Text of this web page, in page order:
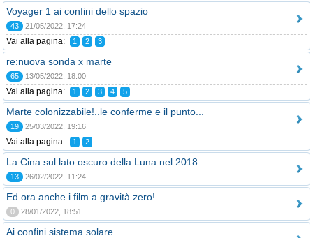
Voyager 1 ai confini dello spazio
43 21/05/2022, 17:24
Vai alla pagina: 1 2 3
re:nuova sonda x marte
65 13/05/2022, 18:00
Vai alla pagina: 1 2 3 4 5
Marte colonizzabile!..le conferme e il punto...
19 25/03/2022, 19:16
Vai alla pagina: 1 2
La Cina sul lato oscuro della Luna nel 2018
13 26/02/2022, 11:24
Ed ora anche i film a gravità zero!..
0 28/01/2022, 18:51
Ai confini sistema solare